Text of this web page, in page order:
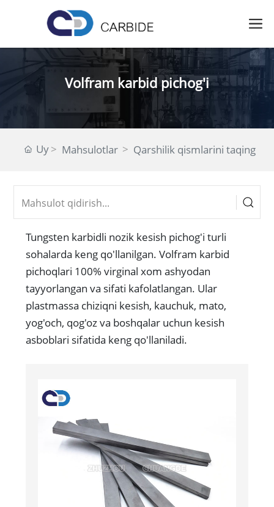
Volfram karbid pichog'i
Uy Mahsulotlar Qarshilik qismlarini taqing
Tungsten karbidli nozik kesish pichog'i turli
sohalarda keng qo'llanilgan. Volfram karbid
pichoqlari 100% virginal xom ashyodan
tayyorlangan va sifati kafolatlangan. Ular
plastmassa chiziqni kesish, kauchuk, mato,
yog'och, qog'oz va boshqalar uchun kesish
asboblari sifatida keng qo'llaniladi.